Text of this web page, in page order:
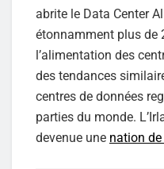
abrite le Data Center
étonnamment plus de
l’alimentation des
des tendances
centres de données
parties du monde.
devenue une nation de